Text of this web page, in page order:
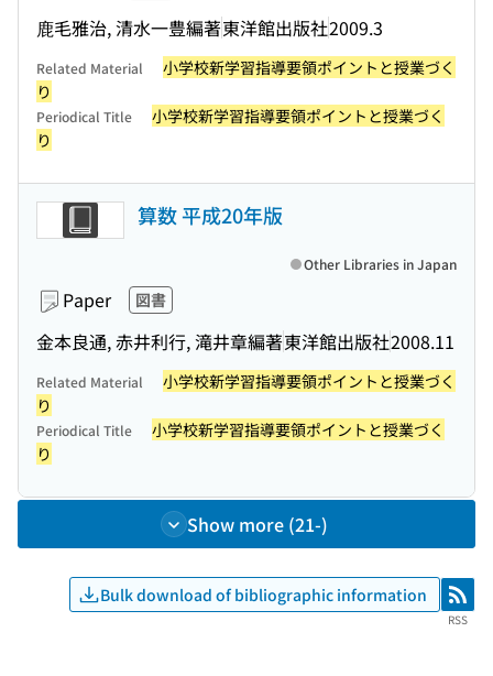
鹿毛雅治, 清水一豊編著東洋館出版社2009.3
Related Material
小学校新学習指導要領ポイントと授業づく
り
Periodical Title
小学校新学習指導要領ポイントと授業づく
り
算数 平成20年版
Paper 図書
金本良通, 赤井利行, 滝井章編著東洋館出版社2008.11
Other Libraries in Japan
Related Material
小学校新学習指導要領ポイントと授業づく
り
Periodical Title
小学校新学習指導要領ポイントと授業づく
り
Show more (21-)
Bulk download of bibliographic information RSS
RSS